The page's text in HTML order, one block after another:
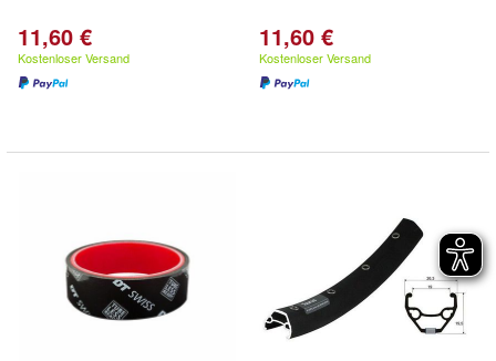
11,60 €
Kostenloser Versand
11,60 €
Kostenloser Versand